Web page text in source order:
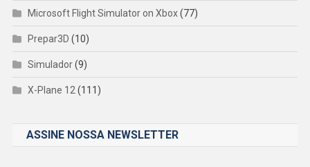
Microsoft Flight Simulator on Xbox(77)
Prepar3D (10)
Simulador(9)
X-Plane 12 (111)
ASSINE NOSSA NEWSLETTER